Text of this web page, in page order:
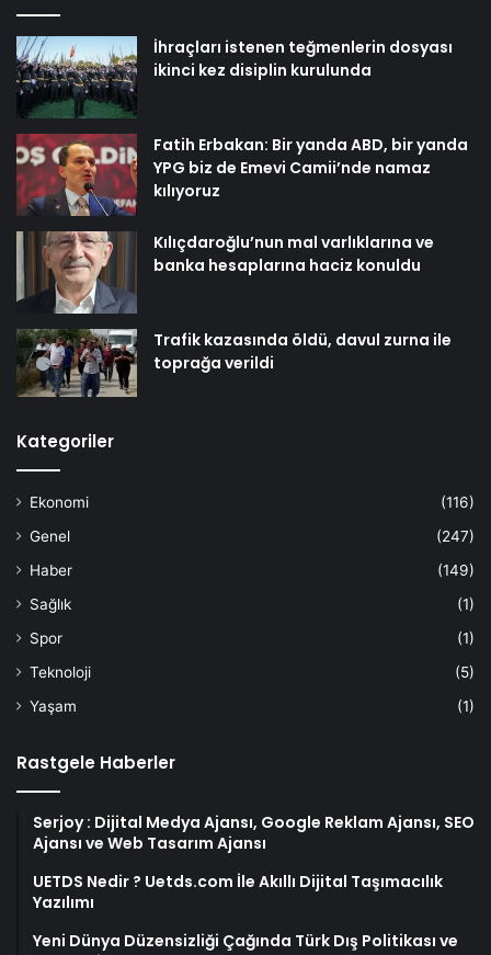
İhraçları istenen teğmenlerin dosyası
ikinci kez disiplin kurulunda
Fatih Erbakan: Bir yanda ABD, bir yanda
YPG biz de Emevi Camii’nde namaz
kılıyoruz
Kılıçdaroğlu’nun mal varlıklarına ve
banka hesaplarına haciz konuldu
Trafik kazasında öldü, davul zurna ile
toprağa verildi
Kategoriler
Ekonomi
(116)
Genel
(247)
Haber
(149)
Sağlık
(1)
Spor
(1)
Teknoloji
(5)
Yaşam
(1)
Rastgele Haberler
Serjoy : Dijital Medya Ajansı, Google Reklam Ajansı, SEO
Ajansı ve Web Tasarım Ajansı
UETDS Nedir ? Uetds.com İle Akıllı Dijital Taşımacılık
Yazılımı
Yeni Dünya Düzensizliği Çağında Türk Dış Politikası ve